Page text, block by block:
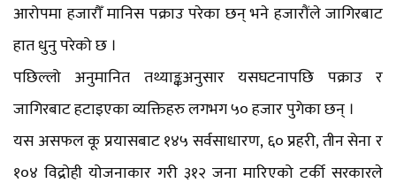
आरोपमा हजारौँ मानिस पक्राउ परेका छन् भने हजारौंले जागिरबाट
हात धुनु परेको छ ।
पछिल्लो अनुमानित तथ्याङ्कअनुसार यसघटनापछि पक्राउ र
जागिरबाट हटाइएका व्यक्तिहरु लगभग ५० हजार पुगेका छन् ।
यस असफल कू प्रयासबाट १४५ सर्वसाधारण, ६० प्रहरी, तीन सेना र
१०४ विद्रोही योजनाकार गरी ३१२ जना मारिएको टर्की सरकारले